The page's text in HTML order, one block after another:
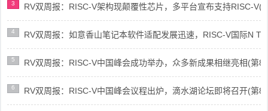
3 RV双周报：RISC-V架构现颠覆性芯片，多平台宣布支持RISC-V(
4 RV双周报：如意香山笔记本软件适配发展迅速，RISC-V国际N
5 RV双周报：RISC-V中国峰会成功举办，众多新成果相继亮相(第
6 RV双周报：RISC-V中国峰会议程出炉，滴水湖论坛即将召开(第